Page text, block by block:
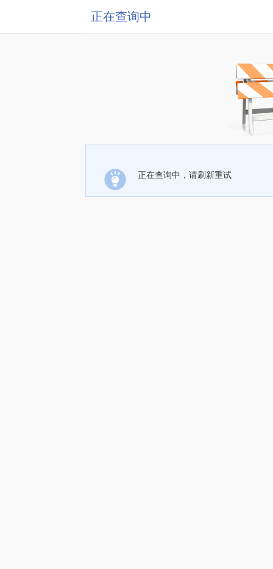
正在查询中
正在查询中，请刷新重试